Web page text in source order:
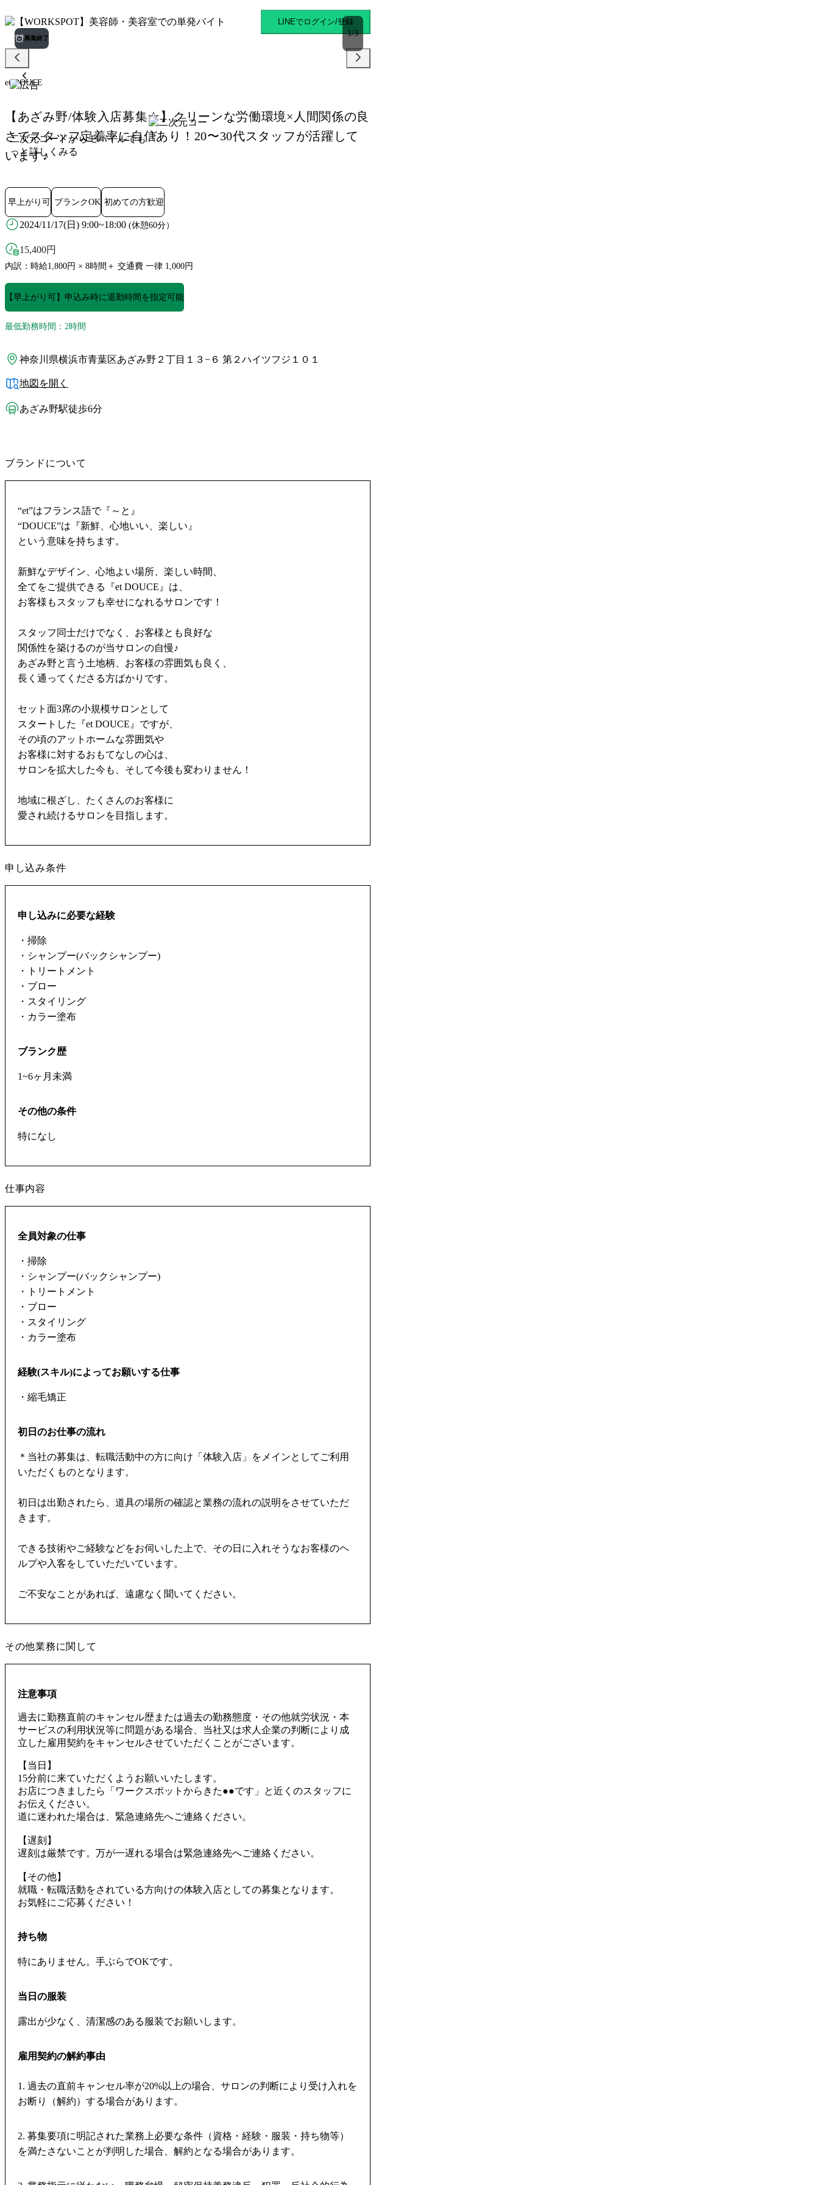
二次元コードからモバイルでも
っと詳しくみる
et DOUCE あざみ野駅のスキマバイト
LINEでログイン/登録
1/3
募集終了
et DOUCE
【あざみ野/体験入店募集☆】クリーンな労働環境×人間関係の良
さでスタッフ定着率に自信あり！20〜30代スタッフが活躍して
います♪
早上がり可 ブランクOK 初めての方歓迎
2024/11/17(日) 9:00~18:00 (休憩60分）
15,400円
内訳：時給1,800円 × 8時間＋ 交通費 一律 1,000円
【早上がり可】申込み時に退勤時間を指定可能
最低勤務時間：2時間
神奈川県横浜市青葉区あざみ野２丁目１３−６ 第２ハイツフジ１０１
地図を開く
あざみ野駅徒歩6分
ブランドについて
“et”はフランス語で『～と』
“DOUCE”は『新鮮、心地いい、楽しい』
という意味を持ちます。
新鮮なデザイン、心地よい場所、楽しい時間、
全てをご提供できる『et DOUCE』は、
お客様もスタッフも幸せになれるサロンです！
スタッフ同士だけでなく、お客様とも良好な
関係性を築けるのが当サロンの自慢♪
あざみ野と言う土地柄、お客様の雰囲気も良く、
長く通ってくださる方ばかりです。
セット面3席の小規模サロンとして
スタートした『et DOUCE』ですが、
その頃のアットホームな雰囲気や
お客様に対するおもてなしの心は、
サロンを拡大した今も、そして今後も変わりません！
地域に根ざし、たくさんのお客様に
愛され続けるサロンを目指します。
申し込み条件
申し込みに必要な経験
・掃除
・シャンプー(バックシャンプー)
・トリートメント
・ブロー
・スタイリング
・カラー塗布
ブランク歴
1~6ヶ月未満
その他の条件
特になし
仕事内容
全員対象の仕事
・掃除
・シャンプー(バックシャンプー)
・トリートメント
・ブロー
・スタイリング
・カラー塗布
経験(スキル)によってお願いする仕事
・縮毛矯正
初日のお仕事の流れ
＊当社の募集は、転職活動中の方に向け「体験入店」をメインとしてご利用
いただくものとなります。
初日は出勤されたら、道具の場所の確認と業務の流れの説明をさせていただ
きます。
できる技術やご経験などをお伺いした上で、その日に入れそうなお客様のヘ
ルプや入客をしていただいています。
ご不安なことがあれば、遠慮なく聞いてください。
その他業務に関して
注意事項
過去に勤務直前のキャンセル歴または過去の勤務態度・その他就労状況・本
サービスの利用状況等に問題がある場合、当社又は求人企業の判断により成
立した雇用契約をキャンセルさせていただくことがございます。
【当日】
15分前に来ていただくようお願いいたします。
お店につきましたら「ワークスポットからきた●●です」と近くのスタッフに
お伝えください。
道に迷われた場合は、緊急連絡先へご連絡ください。
【遅刻】
遅刻は厳禁です。万が一遅れる場合は緊急連絡先へご連絡ください。
【その他】
就職・転職活動をされている方向けの体験入店としての募集となります。
お気軽にご応募ください！
持ち物
特にありません。手ぶらでOKです。
当日の服装
露出が少なく、清潔感のある服装でお願いします。
雇用契約の解約事由
1. 過去の直前キャンセル率が20%以上の場合、サロンの判断により受け入れを
お断り（解約）する場合があります。
2. 募集要項に明記された業務上必要な条件（資格・経験・服装・持ち物等）
を満たさないことが判明した場合、解約となる場合があります。